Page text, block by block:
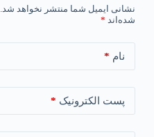
نشانی ایمیل شما منتشر نخواهد شد.
شده‌اند *
نام *
پست الکترونیک *